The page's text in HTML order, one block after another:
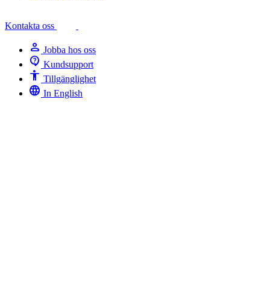
Kontakta oss
person Jobba hos oss
contact_support Kundsupport
Accessibility Tillgänglighet
language In English